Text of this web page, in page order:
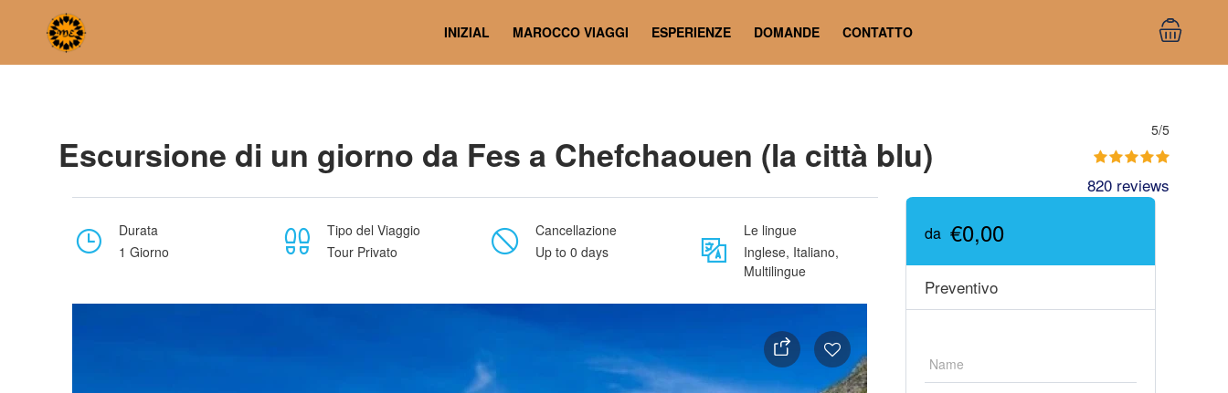
INIZIAL MAROCCO VIAGGI ESPERIENZE DOMANDE CONTATTO
Home
Escursione di un giorno da Fes a Chefchaouen (la città blu)
5/5
820 reviews
Durata
1 Giorno
Tipo del Viaggio
Tour Privato
Cancellazione
Up to 0 days
Le lingue
Inglese, Italiano,
Multilingue
da €0,00
Preventivo